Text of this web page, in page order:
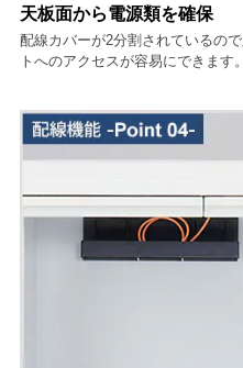
天板面から電源類を確保
配線カバーが2分割されているの
トへのアクセスが容易にできます。